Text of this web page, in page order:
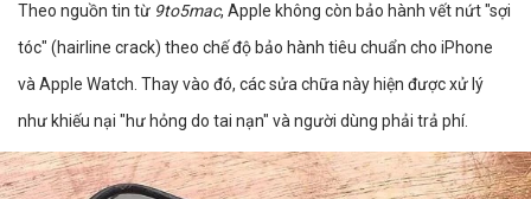
Theo nguồn tin từ 9to5mac, Apple không còn bảo hành vết nứt "sợi
tóc" (hairline crack) theo chế độ bảo hành tiêu chuẩn cho iPhone
và Apple Watch. Thay vào đó, các sửa chữa này hiện được xử lý
như khiếu nại "hư hỏng do tai nạn" và người dùng phải trả phí.